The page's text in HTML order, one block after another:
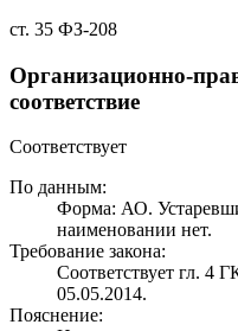
ст. 35 ФЗ-208
Организационно-
соответствие
Соответствует
По данным:
Форма: АО.
наименовании нет.
Требование закона:
Соответствует гл. 4
05.05.2014.
Пояснение: